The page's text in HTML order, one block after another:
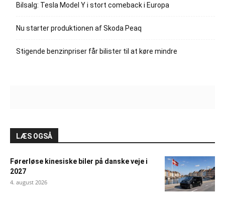
Bilsalg: Tesla Model Y i stort comeback i Europa
Nu starter produktionen af Skoda Peaq
Stigende benzinpriser får bilister til at køre mindre
LÆS OGSÅ
Førerløse kinesiske biler på danske veje i
2027
4. august 2026